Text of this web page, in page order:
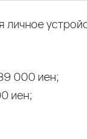
личное
000 иен;
иен;